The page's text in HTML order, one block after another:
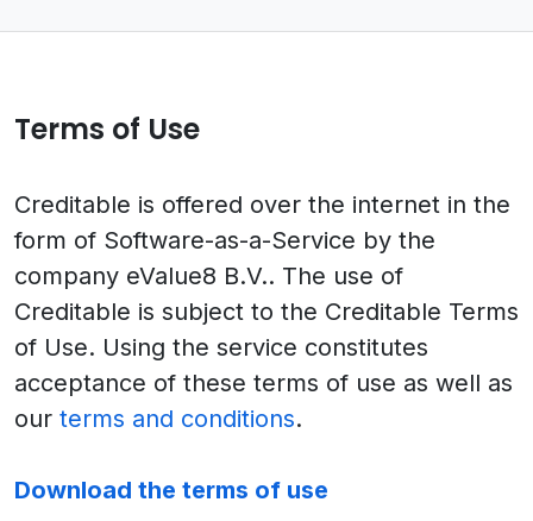
Terms of Use
Creditable is offered over the internet in the
form of Software-as-a-Service by the
company eValue8 B.V.. The use of
Creditable is subject to the Creditable Terms
of Use. Using the service constitutes
acceptance of these terms of use as well as
our terms and conditions.
Download the terms of use